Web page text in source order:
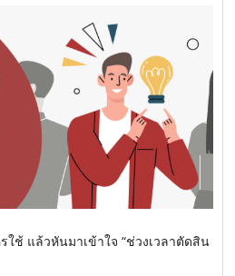
ใช้ แล้วหันมาเข้าใจ “ช่วงเวลาตัดสิน